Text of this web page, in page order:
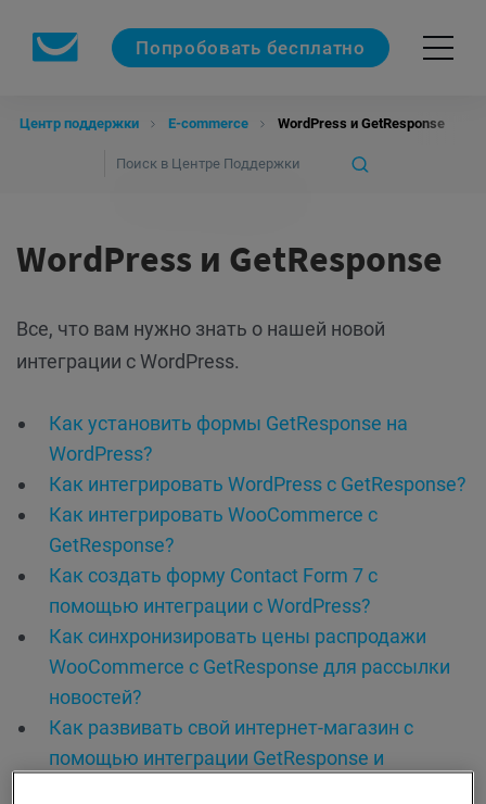
Попробовать бесплатно
Центр поддержки E-commerce WordPress и GetResponse
WordPress и GetResponse
Все, что вам нужно знать о нашей новой
интеграции с WordPress.
Как установить формы GetResponse на
WordPress?
Как интегрировать WordPress с GetResponse?
Как интегрировать WooCommerce с
GetResponse?
Как создать форму Contact Form 7 с
помощью интеграции с WordPress?
Как синхронизировать цены распродажи
WooCommerce с GetResponse для рассылки
новостей?
Как развивать свой интернет-магазин с
помощью интеграции GetResponse и